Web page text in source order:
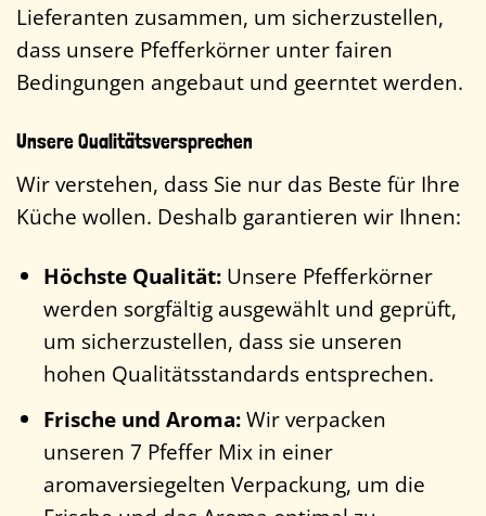
Lieferanten zusammen, um sicherzustellen,
dass unsere Pfefferkörner unter fairen
Bedingungen angebaut und geerntet werden.
Unsere Qualitätsversprechen
Wir verstehen, dass Sie nur das Beste für Ihre
Küche wollen. Deshalb garantieren wir Ihnen:
Höchste Qualität:Unsere Pfefferkörner
werden sorgfältig ausgewählt und geprüft,
um sicherzustellen, dass sie unseren
hohen Qualitätsstandards entsprechen.
Frische und Aroma:Wir verpacken
unseren 7 Pfeffer Mix in einer
aromaversiegelten Verpackung, um die